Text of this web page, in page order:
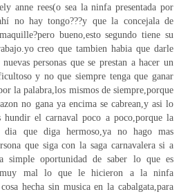
anne rees(o sea la ninfa presentada por
no hay tongo???y que la concejala de
bueno,esto segundo tiene su
creo que tambien habia que darle
personas que se prestan a hacer un
y no que siempre tenga que ganar
la palabra,los mismos de siempre,porque
no gana ya encima se cabrean,y asi lo
hundir el carnaval poco a poco,porque la
que diga hermoso,ya no hago mas
que siga con la saga carnavalera si a
simple oportunidad de saber lo que es
muy mal lo que le hicieron a la ninfa
hecha sin musica en la cabalgata,para